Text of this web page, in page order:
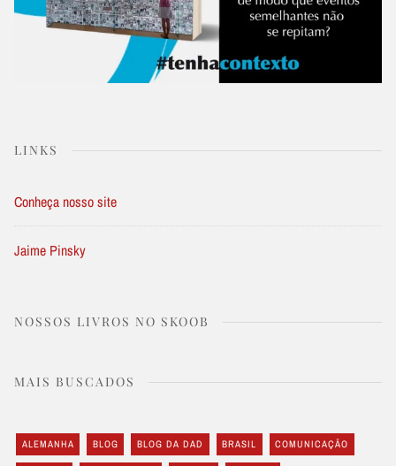
LINKS
Conheça nosso site
Jaime Pinsky
NOSSOS LIVROS NO SKOOB
MAIS BUSCADOS
ALEMANHA BLOG BLOG DA DAD BRASIL COMUNICAÇÃO